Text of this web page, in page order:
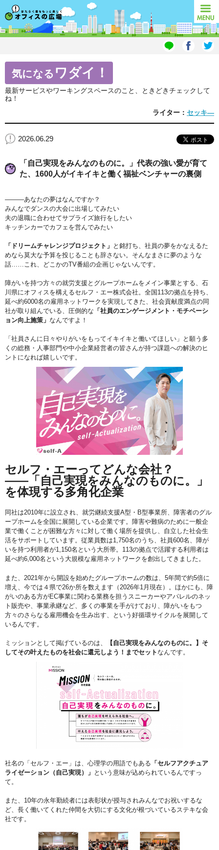
オフィスの広場 MENU
気になる ワダイ！
最新サービスやワーキングスペースのこと、ときどきチェックして
ね！
ライター： セッキ―
2026.06.29
「自己実現をみんなのものに。」代表の強い愛が育て
た、1600人がイキイキと働く福祉ベンチャーの裏側
―――あなたの夢はなんですか？
みんなでダンスの大会に出場してみたい
夫の退職に合わせてサプライズ旅行をしたい
キッチンカーでカフェを営んでみたい
「ドリームチャレンジプロジェクト」 と銘打ち、社員の夢をかなえるた
めなら莫大な予算を投じることも辞さない。そんなまさに夢のような
話……これ、どこかのTV番組の企画じゃないんです。
障がいを持つ方々の就労支援とグループホームをメイン事業とする、石
川県にオフィスを構えるセルフ・エー株式会社。全国113の拠点を持ち、
延べ約6000名の雇用ネットワークを実現してきた、社会貢献度満点の同
社が取り組んでいる、圧倒的な 「社員のエンゲージメント・モチベーシ
ョン向上施策」 なんですよ！
「社員さんに日々やりがいをもってイキイキと働いてほしい」と願う多
くの総務・人事部門や中小企業経営者の皆さんが持つ課題への解決のヒ
ントになれば嬉しいです。
セルフ・エーってどんな会社？
――「自己実現をみんなのものに。」
を体現する多角化企業
同社は2010年に設立され、就労継続支援A型・B型事業所、障害者のグル
ープホームを全国に展開している企業です。障害や難病のために一般企
業で働くことが困難な方々に対して働く場所を提供し、自立した社会生
活をサポートしています。従業員数は1,750名のうち、社員600名、障が
いを持つ利用者が1,150名という大所帯。113の拠点で活躍する利用者は
延べ約6,000名という大規模な雇用ネットワークを創出してきました。
また、2021年から開設を始めたグループホームの数は、5年間で約5倍に
増え、今では４県で26か所を数えます（2026年1月現在）。ほかにも、障
がいのある方がEC事業に関わる業務を担うスニーカーやアパレルのネッ
ト販売や、事業承継など、多くの事業を手がけており、障がいをもつ
方々のさらなる雇用機会を生み出す、という好循環サイクルを展開して
いるんです。
ミッションとして掲げているのは、
【自己実現をみんなのものに。】そ
してその叶えたものを社会に還元しよう！までセット なんです。
社名の「セルフ・エー」は、心理学の用語でもある 「セルフアクチュア
ライゼーション（自己実現）」 という意味が込められているんですっ
て。
また、10年の永年勤続者には表彰状が授与されみんなでお祝いするな
ど、長く働いてくれた仲間を大切にする文化が根づいているステキな会
社です。